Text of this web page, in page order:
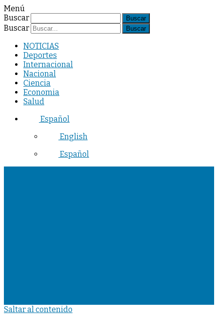
Menú
Buscar
Buscar
NOTICIAS
Deportes
Internacional
Nacional
Ciencia
Economia
Salud
Español
English
Español
Saltar al contenido